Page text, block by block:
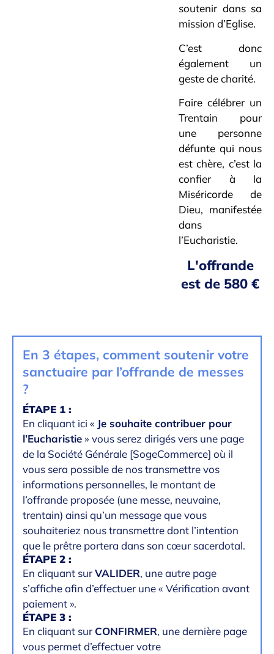
soutenir dans sa
mission d’Eglise.
C’est donc
également un
geste de charité.
Faire célébrer un
Trentain pour
une personne
défunte qui nous
est chère, c’est la
confier à la
Miséricorde de
Dieu, manifestée
dans
l’Eucharistie.
L'offrande
est de 580 €
En 3 étapes, comment soutenir votre
sanctuaire par l’offrande de messes
?
ÉTAPE 1 :
En cliquant ici « Je souhaite contribuer pour
l’Eucharistie» vous serez dirigés vers une page
de la Société Générale [SogeCommerce] où il
vous sera possible de nos transmettre vos
informations personnelles, le montant de
l’offrande proposée (une messe, neuvaine,
trentain) ainsi qu’un message que vous
souhaiteriez nous transmettre dont l’intention
que le prêtre portera dans son cœur sacerdotal.
ÉTAPE 2 :
En cliquant surVALIDER, une autre page
s’affiche afin d’effectuer une « Vérification avant
paiement ».
ÉTAPE 3 :
En cliquant sur CONFIRMER, une dernière page
vous permet d’effectuer votre